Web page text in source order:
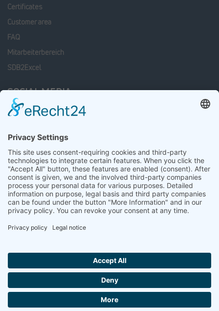
Certificates
Customer area
FAQ
Mitarbeiterbereich
SDB2Excel
SOCIAL MEDIA
Facebook
Linkedin
xing
LATEST JOB OFFERS
Mitarbeiter Wareneingang / Warenausgang (m/w/d)
23 July 2026
© 2026 L.W. Cretschmar GmbH & Co. KG